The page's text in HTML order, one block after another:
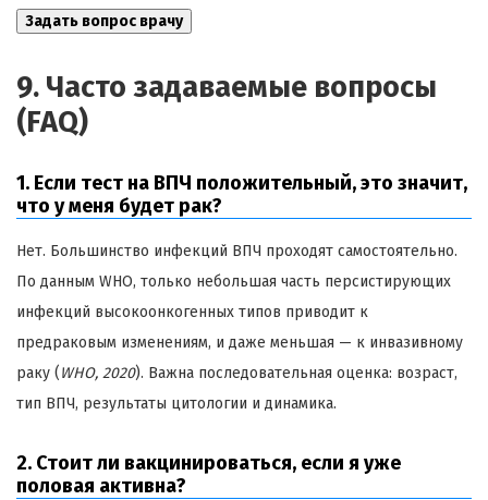
9. Часто задаваемые вопросы
(FAQ)
1. Если тест на ВПЧ положительный, это значит,
что у меня будет рак?
Нет. Большинство инфекций ВПЧ проходят самостоятельно.
По данным WHO, только небольшая часть персистирующих
инфекций высокоонкогенных типов приводит к
предраковым изменениям, и даже меньшая — к инвазивному
раку (WHO, 2020). Важна последовательная оценка: возраст,
тип ВПЧ, результаты цитологии и динамика.
2. Стоит ли вакцинироваться, если я уже
половая активна?